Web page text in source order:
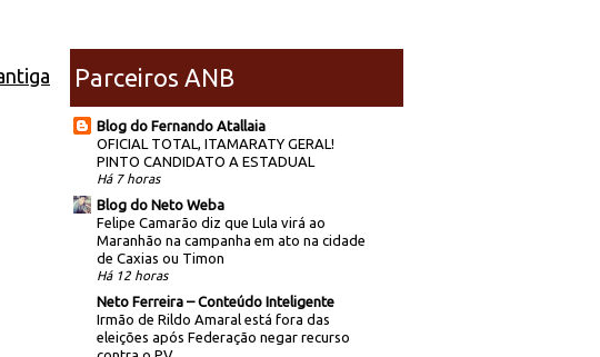
Parceiros ANB
Blog do Fernando Atallaia
OFICIAL TOTAL, ITAMARATY GERAL!
PINTO CANDIDATO A ESTADUAL
Há 7 horas
Blog do Neto Weba
Felipe Camarão diz que Lula virá ao
Maranhão na campanha em ato na cidade
de Caxias ou Timon
Há 12 horas
Neto Ferreira – Conteúdo Inteligente
Irmão de Rildo Amaral está fora das
eleições após Federação negar recurso